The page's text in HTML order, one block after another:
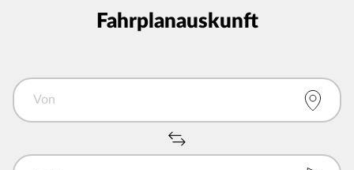
Fahrplanauskunft
Von
Von und Nach tauschen
Nach